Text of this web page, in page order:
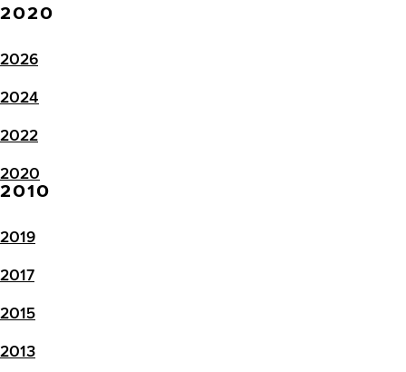
2020
2026
2024
2022
2020
2010
2019
2017
2015
2013